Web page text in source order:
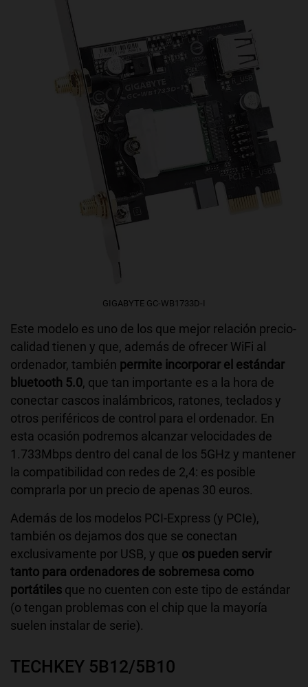
GIGABYTE GC-WB1733D-I
Este modelo es uno de los que mejor relación precio-
calidad tienen y que, además de ofrecer WiFi al
ordenador, también permite incorporar el estándar
bluetooth 5.0, que tan importante es a la hora de
conectar cascos inalámbricos, ratones, teclados y
otros periféricos de control para el ordenador. En
esta ocasión podremos alcanzar velocidades de
1.733Mbps dentro del canal de los 5GHz y mantener
la compatibilidad con redes de 2,4: es posible
comprarla por un precio de apenas 30 euros.
Además de los modelos PCI-Express (y PCIe),
también os dejamos dos que se conectan
exclusivamente por USB, y que os pueden servir
tanto para ordenadores de sobremesa como
portátiles que no cuenten con este tipo de estándar
(o tengan problemas con el chip que la mayoría
suelen instalar de serie).
TECHKEY ‎5B12/5B10